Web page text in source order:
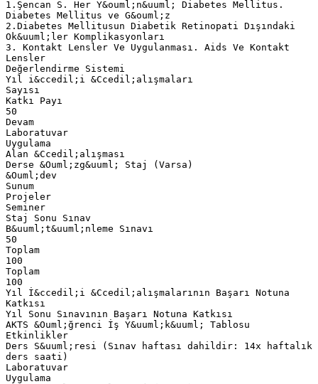
1.Şencan S. Her Y&ouml;n&uuml; Diabetes Mellitus.
Diabetes Mellitus ve G&ouml;z
2.Diabetes Mellitusun Diabetik Retinopati Dışındaki
Ok&uuml;ler Komplikasyonları
3. Kontakt Lensler Ve Uygulanması. Aids Ve Kontakt
Lensler
Değerlendirme Sistemi
Yıl i&ccedil;i &Ccedil;alışmaları
Sayısı
Katkı Payı
50
Devam
Laboratuvar
Uygulama
Alan &Ccedil;alışması
Derse &Ouml;zg&uuml; Staj (Varsa)
&Ouml;dev
Sunum
Projeler
Seminer
Staj Sonu Sınav
B&uuml;t&uuml;nleme Sınavı
50
Toplam
100
Toplam
100
Yıl İ&ccedil;i &Ccedil;alışmalarının Başarı Notuna
Katkısı
Yıl Sonu Sınavının Başarı Notuna Katkısı
AKTS &Ouml;ğrenci İş Y&uuml;k&uuml; Tablosu
Etkinlikler
Ders S&uuml;resi (Sınav haftası dahildir: 14x haftalık
ders saati)
Laboratuvar
Uygulama